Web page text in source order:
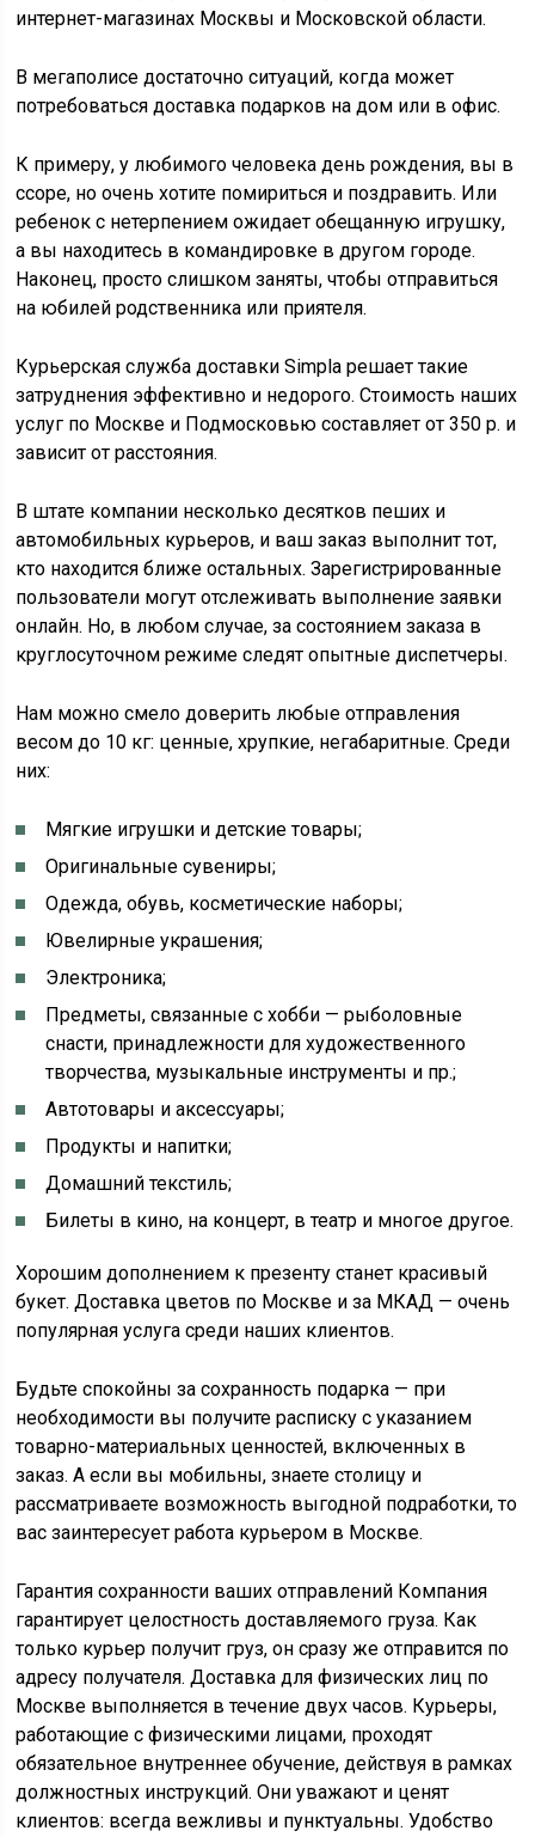
интернет-магазинах Москвы и Московской области.
В мегаполисе достаточно ситуаций, когда может
потребоваться доставка подарков на дом или в офис.
К примеру, у любимого человека день рождения, вы в
ссоре, но очень хотите помириться и поздравить. Или
ребенок с нетерпением ожидает обещанную игрушку,
а вы находитесь в командировке в другом городе.
Наконец, просто слишком заняты, чтобы отправиться
на юбилей родственника или приятеля.
Курьерская служба доставки Simpla решает такие
затруднения эффективно и недорого. Стоимость наших
услуг по Москве и Подмосковью составляет от 350 р. и
зависит от расстояния.
В штате компании несколько десятков пеших и
автомобильных курьеров, и ваш заказ выполнит тот,
кто находится ближе остальных. Зарегистрированные
пользователи могут отслеживать выполнение заявки
онлайн. Но, в любом случае, за состоянием заказа в
круглосуточном режиме следят опытные диспетчеры.
Нам можно смело доверить любые отправления
весом до 10 кг: ценные, хрупкие, негабаритные. Среди
них:
Мягкие игрушки и детские товары;
Оригинальные сувениры;
Одежда, обувь, косметические наборы;
Ювелирные украшения;
Электроника;
Предметы, связанные с хобби — рыболовные
снасти, принадлежности для художественного
творчества, музыкальные инструменты и пр.;
Автотовары и аксессуары;
Продукты и напитки;
Домашний текстиль;
Билеты в кино, на концерт, в театр и многое другое.
Хорошим дополнением к презенту станет красивый
букет. Доставка цветов по Москве и за МКАД — очень
популярная услуга среди наших клиентов.
Будьте спокойны за сохранность подарка — при
необходимости вы получите расписку с указанием
товарно-материальных ценностей, включенных в
заказ. А если вы мобильны, знаете столицу и
рассматриваете возможность выгодной подработки, то
вас заинтересует работа курьером в Москве.
Гарантия сохранности ваших отправлений Компания
гарантирует целостность доставляемого груза. Как
только курьер получит груз, он сразу же отправится по
адресу получателя. Доставка для физических лиц по
Москве выполняется в течение двух часов. Курьеры,
работающие с физическими лицами, проходят
обязательное внутреннее обучение, действуя в рамках
должностных инструкций. Они уважают и ценят
клиентов: всегда вежливы и пунктуальны. Удобство